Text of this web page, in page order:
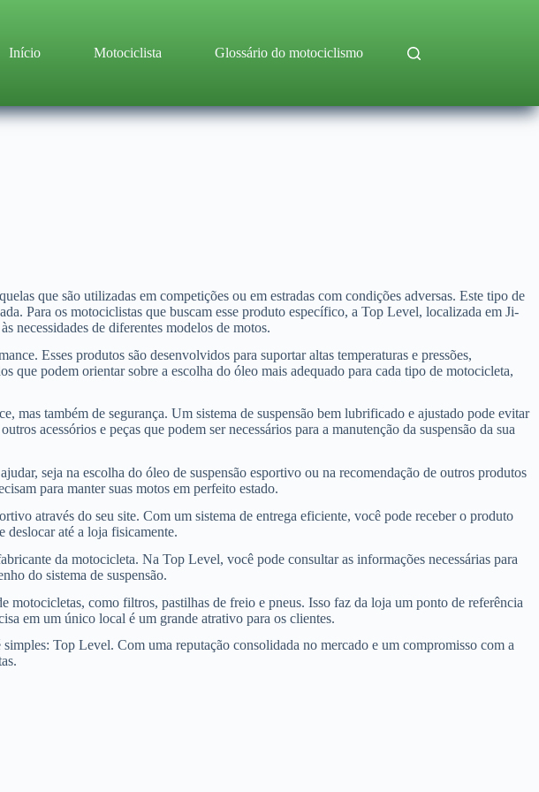
Início Motociclista Glossário do motociclismo
que são utilizadas em competições ou em estradas com condições adversas. Este tipo de
Para os motociclistas que buscam esse produto específico, a Top Level, localizada em Ji-
necessidades de diferentes modelos de motos.
Esses produtos são desenvolvidos para suportar altas temperaturas e pressões,
podem orientar sobre a escolha do óleo mais adequado para cada tipo de motocicleta,
mas também de segurança. Um sistema de suspensão bem lubrificado e ajustado pode evitar
acessórios e peças que podem ser necessários para a manutenção da suspensão da sua
seja na escolha do óleo de suspensão esportivo ou na recomendação de outros produtos
para manter suas motos em perfeito estado.
através do seu site. Com um sistema de entrega eficiente, você pode receber o produto
deslocar até a loja fisicamente.
da motocicleta. Na Top Level, você pode consultar as informações necessárias para
do sistema de suspensão.
como filtros, pastilhas de freio e pneus. Isso faz da loja um ponto de referência
em um único local é um grande atrativo para os clientes.
Top Level. Com uma reputação consolidada no mercado e um compromisso com a